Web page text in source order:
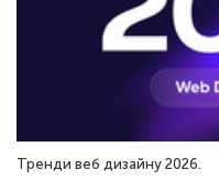
Тренди веб дизайну 2026.